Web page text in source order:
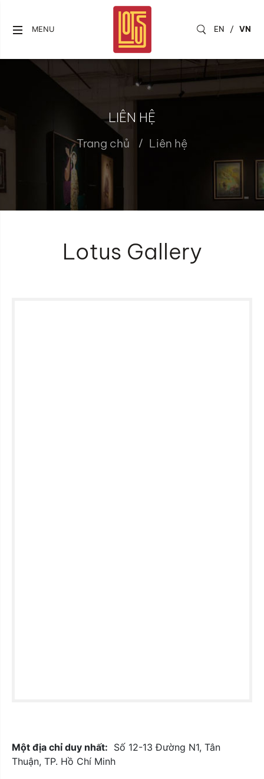
MENU EN / VN
LIÊN HỆ
Trang chủ Liên hệ
Lotus Gallery
Một địa chỉ duy nhất: Số 12-13 Đường N1, Tân
Thuận, TP. Hồ Chí Minh